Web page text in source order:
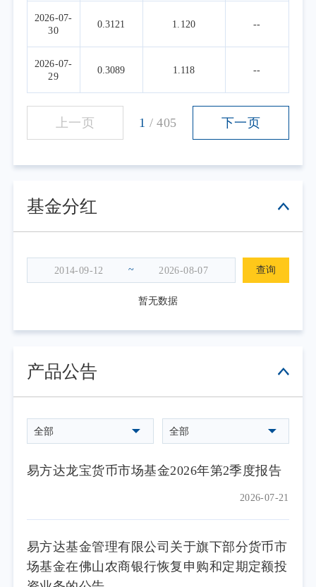
2026-07-
30
0.3121 1.120 --
2026-07-
29
0.3089 1.118 --
上一页 1 / 405 下一页
基金分红
~ 查询
暂无数据
产品公告
全部 全部
易方达龙宝货币市场基金2026年第2季度报告
2026-07-21
易方达基金管理有限公司关于旗下部分货币市
场基金在佛山农商银行恢复申购和定期定额投